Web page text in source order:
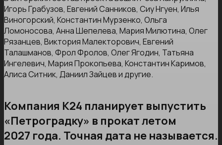
Игорь Грабузов, Евгений Санников, Сиу Нгуен, Илья
Виногорский, Константин Мурзенко, Ольга
Ломоносова, Анна Шепелева, Мария Милютина, Олег
Рязанцев, Виктория Малекторович, Евгений
Талашманов, Фрол Фролов, Олег Ягодин, Татьяна
Ингелевич, Мария Прокопьева, Константин Каримов,
Алиса Ситник, Даниил Зайцев и другие.
Компания К24 планирует выпустить
«Петроградку» в прокат летом
2027 года. Точная дата не называется.